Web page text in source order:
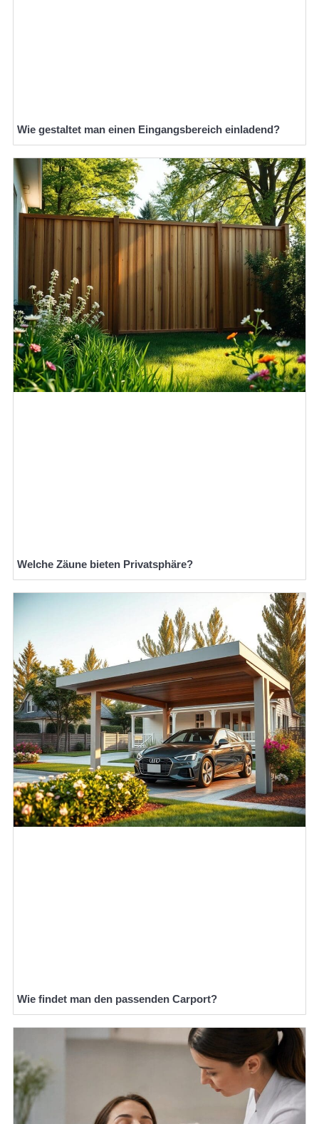
Wie gestaltet man einen Eingangsbereich einladend?
Welche Zäune bieten Privatsphäre?
Wie findet man den passenden Carport?